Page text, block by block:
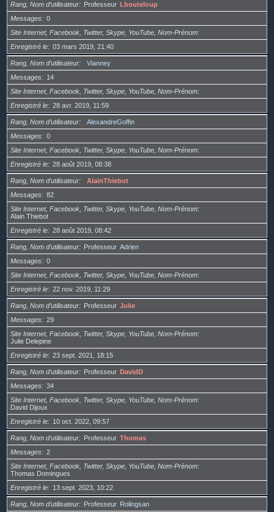
Rang, Nom d’utilisateur Professeur Lbouteloup
Messages
0
Site Internet, Facebook, Twitter, Skype, YouTube, Nom-Prénom
Enregistré le
03 mars 2019, 21:40
Rang, Nom d’utilisateur
Vianney
Messages
14
Site Internet, Facebook, Twitter, Skype, YouTube, Nom-Prénom
Enregistré le
28 avr. 2019, 11:59
Rang, Nom d’utilisateur
AlexandreGoffin
Messages
0
Site Internet, Facebook, Twitter, Skype, YouTube, Nom-Prénom
Enregistré le
28 août 2019, 08:38
Rang, Nom d’utilisateur
AlainThiebot
Messages
82
Site Internet, Facebook, Twitter, Skype, YouTube, Nom-Prénom
Alain Thiebot
Enregistré le
28 août 2019, 08:42
Rang, Nom d’utilisateur Professeur Adrien
Messages
0
Site Internet, Facebook, Twitter, Skype, YouTube, Nom-Prénom
Enregistré le
22 nov. 2019, 11:29
Rang, Nom d’utilisateur Professeur Julie
Messages
29
Site Internet, Facebook, Twitter, Skype, YouTube, Nom-Prénom
Julie Delepine
Enregistré le
23 sept. 2021, 18:15
Rang, Nom d’utilisateur Professeur DavidD
Messages
34
Site Internet, Facebook, Twitter, Skype, YouTube, Nom-Prénom
David Dijoux
Enregistré le
10 oct. 2022, 09:57
Rang, Nom d’utilisateur Professeur Thomas
Messages
2
Site Internet, Facebook, Twitter, Skype, YouTube, Nom-Prénom
Thomas Domingues
Enregistré le
13 sept. 2023, 10:22
Rang, Nom d’utilisateur Professeur Rolingsan